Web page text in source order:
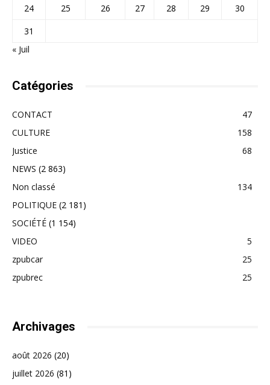
24
25 26 27 28 29
30
31
« Juil
Catégories
CONTACT
47
CULTURE
158
Justice
68
NEWS (2 863)
Non classé
134
POLITIQUE (2 181)
SOCIÉTÉ (1 154)
VIDEO
5
zpubcar
25
zpubrec
25
Archivages
août 2026 (20)
juillet 2026 (81)